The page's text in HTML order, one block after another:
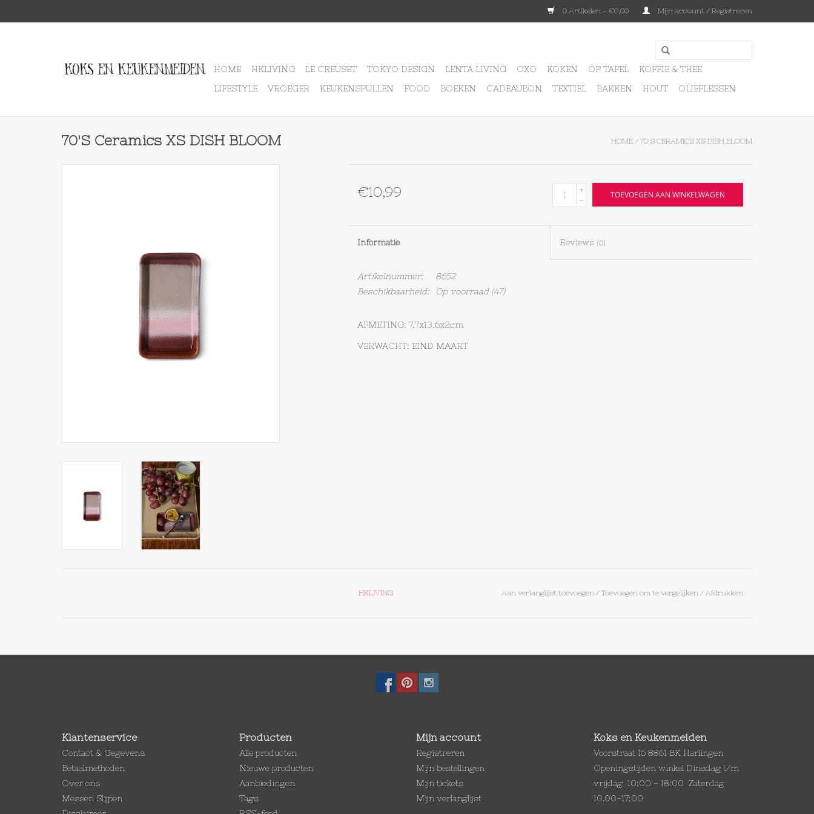
0 Artikelen - €0,00 Mijn account / Registreren
HOME HKLIVING LE CREUSET TOKYO DESIGN LENTA LIVING OXO KOKEN OP TAFEL
KOFFIE & THEE
LIFESTYLE
VROEGER KEUKENSPULLEN FOOD BOEKEN CADEAUBON TEXTIEL BAKKEN HOUT OLIEFLESSEN
70'S Ceramics XS DISH BLOOM HOME / 70'S CERAMICS XS DISH BLOOM
€10,99
+
-
TOEVOEGEN AAN WINKELWAGEN
Informatie Reviews (0)
Artikelnummer:
8652
Beschikbaarheid:
Op voorraad(47)
AFMETING: 7,7x13,6x2cm
VERWACHT: EIND MAART
HKLIVING Aan verlanglijst toevoegen / Toevoegen om te vergelijken / Afdrukken
Klantenservice
Contact & Gegevens
Betaalmethoden
Over ons
Messen Slijpen
Producten
Alle producten
Nieuwe producten
Aanbiedingen
Tags
Mijn account
Registreren
Mijn bestellingen
Mijn tickets
Mijn verlanglijst
Koks en Keukenmeiden
Voorstraat 16 8861 BK Harlingen
Openingstijden winkel Dinsdag t/m
vrijdag 10:00 - 18:00 Zaterdag
10.00-17:00